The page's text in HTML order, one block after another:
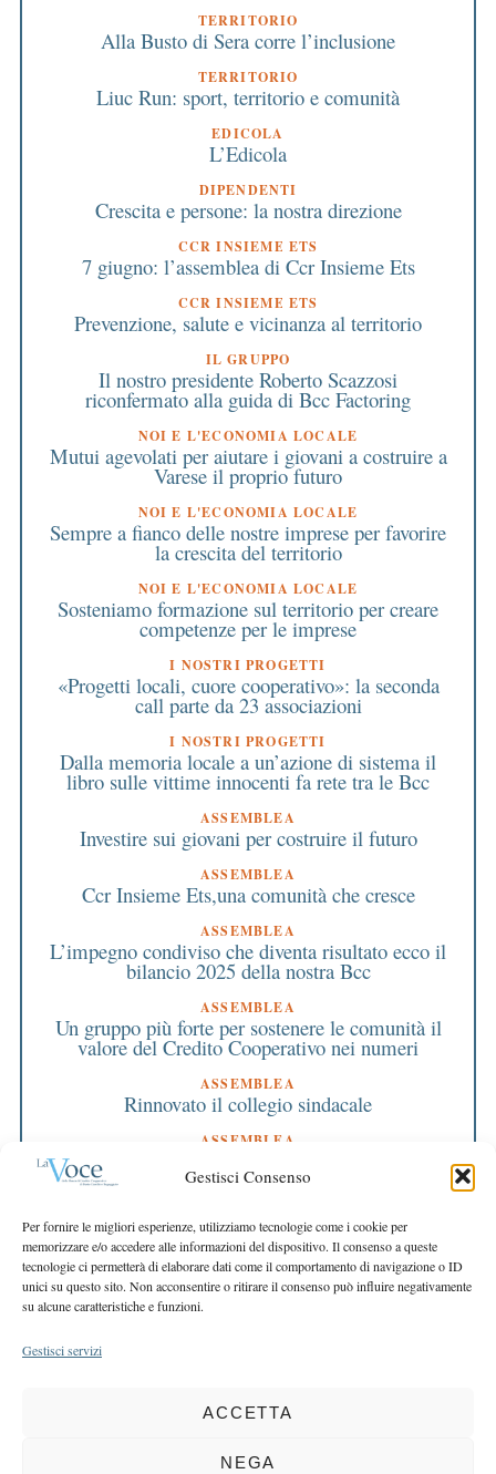
Gestisci Consenso
Per fornire le migliori esperienze, utilizziamo tecnologie come i cookie per
memorizzare e/o accedere alle informazioni del dispositivo. Il consenso a queste
tecnologie ci permetterà di elaborare dati come il comportamento di navigazione o ID
unici su questo sito. Non acconsentire o ritirare il consenso può influire negativamente
su alcune caratteristiche e funzioni.
Gestisci servizi
ACCETTA
NEGA
TERRITORIO
Alla Busto di Sera corre l’inclusione
TERRITORIO
Liuc Run: sport, territorio e comunità
EDICOLA
L’Edicola
DIPENDENTI
Crescita e persone: la nostra direzione
CCR INSIEME ETS
7 giugno: l’assemblea di Ccr Insieme Ets
CCR INSIEME ETS
Prevenzione, salute e vicinanza al territorio
IL GRUPPO
Il nostro presidente Roberto Scazzosi
riconfermato alla guida di Bcc Factoring
NOI E L'ECONOMIA LOCALE
Mutui agevolati per aiutare i giovani a costruire a
Varese il proprio futuro
NOI E L'ECONOMIA LOCALE
Sempre a fianco delle nostre imprese per favorire
la crescita del territorio
NOI E L'ECONOMIA LOCALE
Sosteniamo formazione sul territorio per creare
competenze per le imprese
I NOSTRI PROGETTI
«Progetti locali, cuore cooperativo»: la seconda
call parte da 23 associazioni
I NOSTRI PROGETTI
Dalla memoria locale a un’azione di sistema il
libro sulle vittime innocenti fa rete tra le Bcc
ASSEMBLEA
Investire sui giovani per costruire il futuro
ASSEMBLEA
Ccr Insieme Ets,una comunità che cresce
ASSEMBLEA
L’impegno condiviso che diventa risultato ecco il
bilancio 2025 della nostra Bcc
ASSEMBLEA
Un gruppo più forte per sostenere le comunità il
valore del Credito Cooperativo nei numeri
ASSEMBLEA
Rinnovato il collegio sindacale
ASSEMBLEA
Bilancio approvato all’unanimità e 2 milioni
destinati al territorio
EDITORIALE DIRETTORE
Crescere restando riconoscibili
EDITORIALE PRESIDENTE
Costruire futuro insieme
COPYRIGHT 2025 LA VOCE |PRIVACY
BCC DI BUSTO GAROLFO E BUGUGGIATE